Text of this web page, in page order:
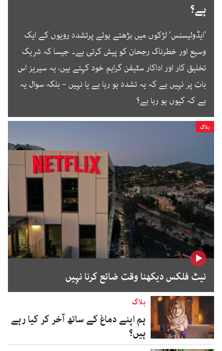
ہے؟
’ایڈولیسنس‘ لڑکوں میں بڑھتے ہوئے پرتشدد رویوں کے ایک
وسیع اور خطرناک رجحان کو پیش کرتی ہے۔ جیسا کہ شریک
تخلیق کار اور اداکار سٹیفن گراہم خود کہتے ہیں، یہ سیریز اس
بات پر نہیں ہے کہ یہ تشدد ہو رہا ہے یا نہیں – بلکہ سوال یہ
ہے کہ کیوں ہو رہا ہے؟
بلاگ
نیٹ فلکس دیکھنا وقت ضائع کرنا نہیں
بلاگ
ہم اپنے دماغ کے ساتھ آخر کر کیا رہے
ہیں؟